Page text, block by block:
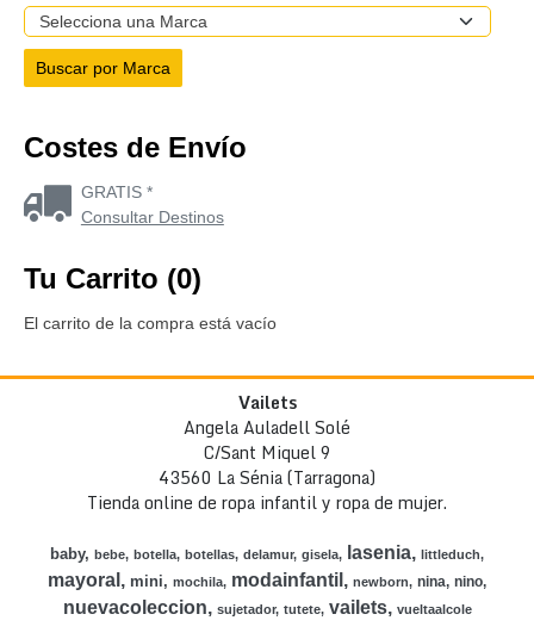
Costes de Envío
GRATIS *
Consultar Destinos
Tu Carrito (0)
El carrito de la compra está vacío
Vailets
Angela Auladell Solé
C/Sant Miquel 9
43560 La Sénia (Tarragona)
Tienda online de ropa infantil y ropa de mujer.
baby bebe botella botellas delamur gisela lasenia littleduch
mayoral mini mochila modainfantil newborn nina nino
nuevacoleccion sujetador tutete vailets vueltaalcole